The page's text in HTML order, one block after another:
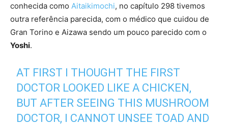
conhecida como Aitaikimochi, no capítulo 298 tivemos
outra referência parecida, com o médico que cuidou de
Gran Torino e Aizawa sendo um pouco parecido com o
Yoshi.
AT FIRST I THOUGHT THE FIRST
DOCTOR LOOKED LIKE A CHICKEN,
BUT AFTER SEEING THIS MUSHROOM
DOCTOR, I CANNOT UNSEE TOAD AND